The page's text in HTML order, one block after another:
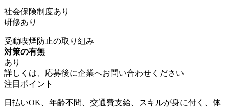
社会保険制度あり
研修あり
受動喫煙防止の取り組み
対策の有無
あり
詳しくは、応募後に企業へお問い合わせください
注目ポイント
日払いOK、年齢不問、交通費支給、スキルが身に付く、体